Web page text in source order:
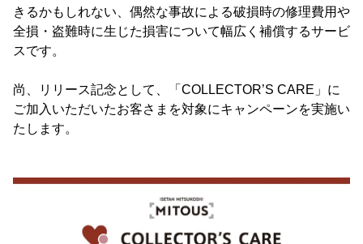
きるかもしれない、偶然な事故による破損時の修理費用や
全損・盗難時に生じた損害について幅広く補償するサービ
スです。
尚、リリース記念として、「COLLECTOR’S CARE」に
ご加入いただいたお客さまを対象にキャンペーンを実施い
たします。